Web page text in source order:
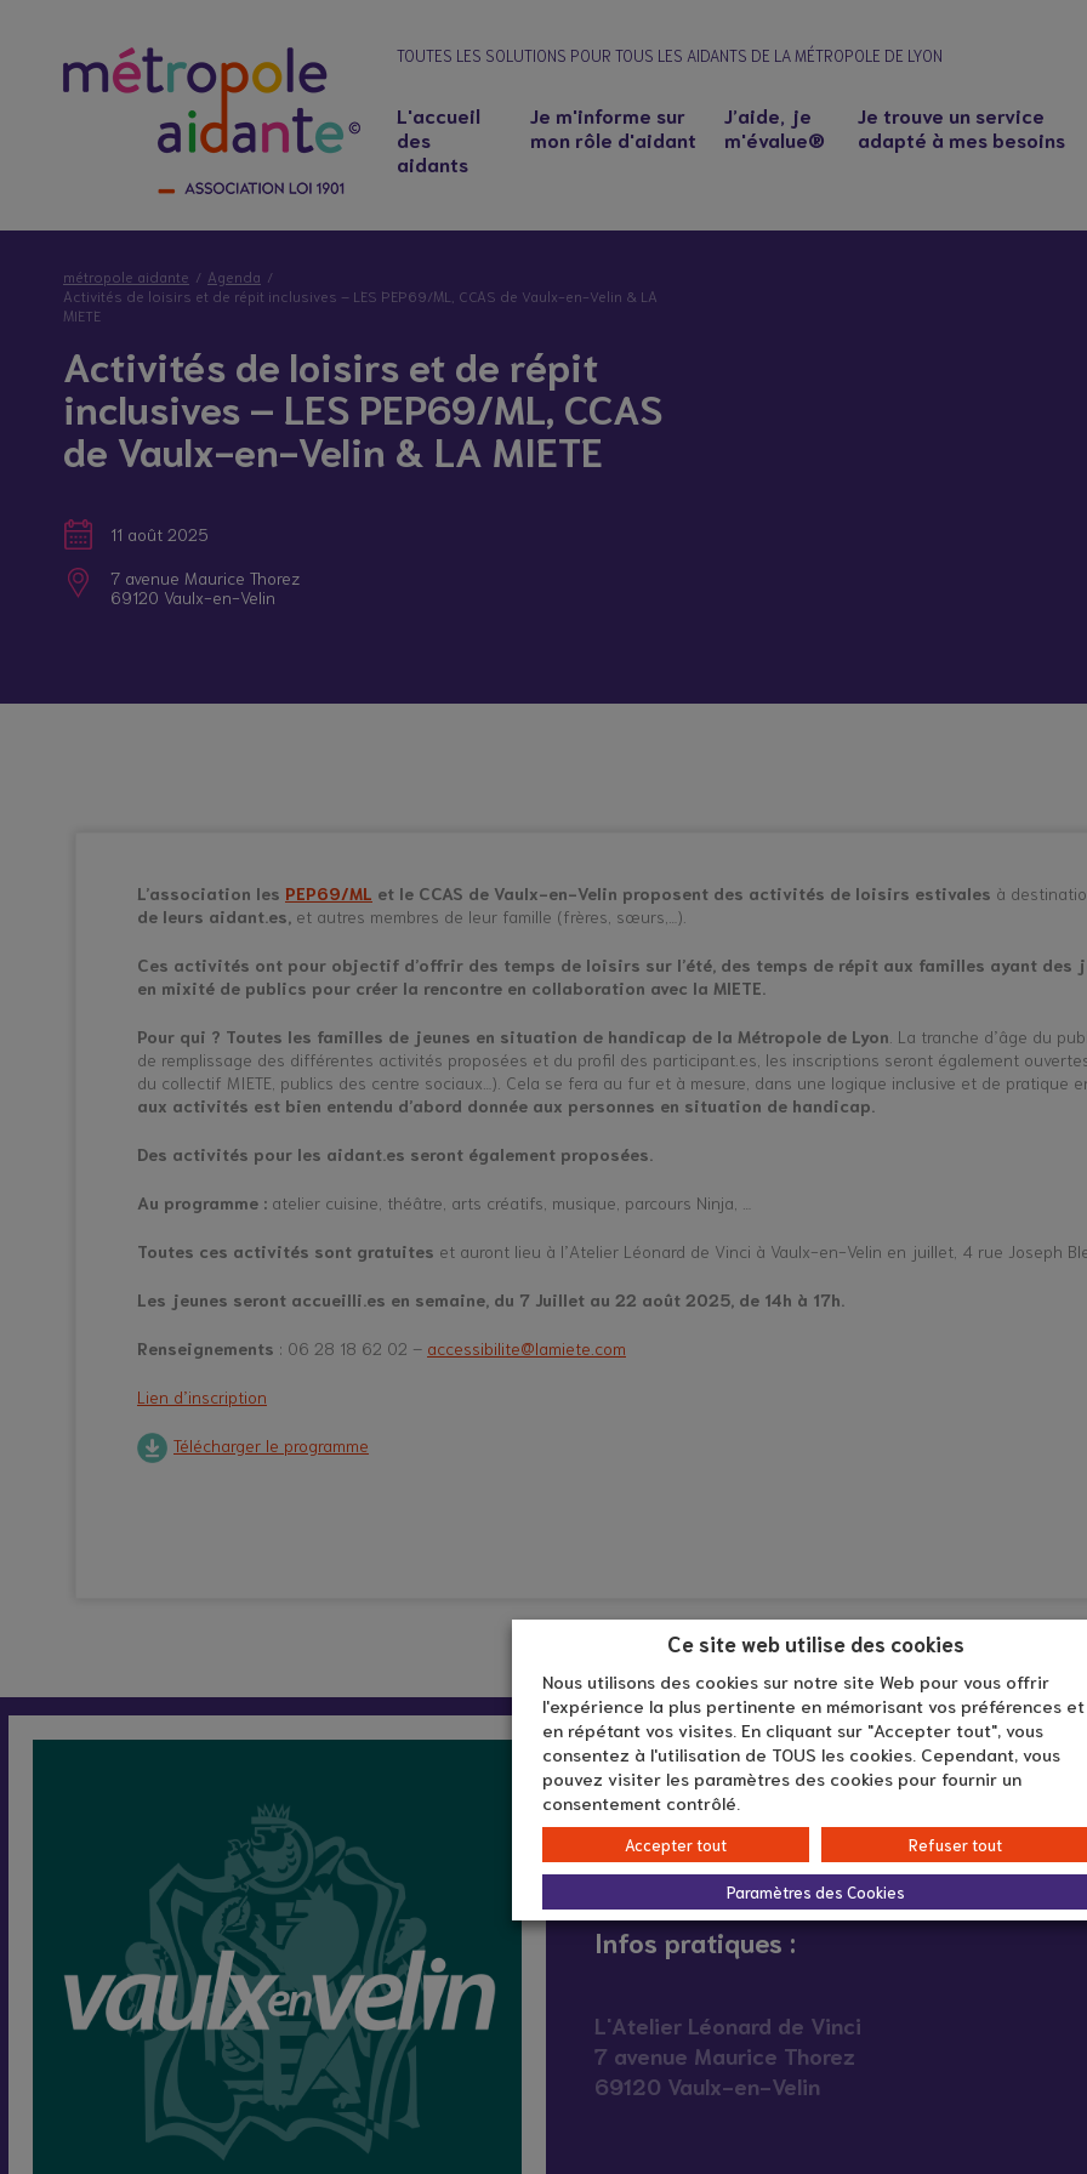
TOUTES LES SOLUTIONS POUR TOUS LES AIDANTS DE LA MÉTROPOLE DE LYON
L'accueil
des
aidants
Nos itinérances
Qui sommes-nous ?
Je m'informe sur
mon rôle d'aidant
Quand la maladie ou le handicap d’un proche vient bouleverser mon quotidien
Etre aidant : qu’est-ce que c’est ?
J’aide, je
m'évalue®
Je trouve un service
adapté à mes besoins
métropole aidante
Agenda
Activités de loisirs et de répit inclusives – LES PEP69/ML, CCAS de Vaulx-en-Velin & LA
MIETE
Activités de loisirs et de répit
inclusives – LES PEP69/ML, CCAS
de Vaulx-en-Velin & LA MIETE
11 août 2025
7 avenue Maurice Thorez
69120 Vaulx-en-Velin
L’association les PEP69/ML et le CCAS de Vaulx-en-Velin proposent des activités de loisirs estivales à
de leurs aidant.es, et autres membres de leur famille (frères, sœurs,…).
Ces activités ont pour objectif d’offrir des temps de loisirs sur l’été, des temps de répit aux familles ayant
en mixité de publics pour créer la rencontre en collaboration avec la MIETE.
Pour qui ? Toutes les familles de jeunes en situation de handicap de la Métropole de Lyon . La tranche d’âge du
de remplissage des différentes activités proposées et du profil des participant.es, les inscriptions seront également
du collectif MIETE, publics des centre sociaux…). Cela se fera au fur et à mesure, dans une logique inclusive et de pratique
aux activités est bien entendu d’abord donnée aux personnes en situation de handicap.
Des activités pour les aidant.es seront également proposées.
Au programme : atelier cuisine, théâtre, arts créatifs, musique, parcours Ninja, …
Toutes ces activités sont gratuites et auront lieu à l’Atelier Léonard de Vinci à Vaulx-en-Velin en juillet, 4 rue Joseph
Les jeunes seront accueilli.es en semaine, du 7 Juillet au 22 août 2025, de 14h à 17h.
Renseignements : 06 28 18 62 02 – accessibilite@lamiete.com
Lien d’inscription
Télécharger le programme
Infos pratiques :
L'Atelier Léonard de Vinci
7 avenue Maurice Thorez
69120 Vaulx-en-Velin
Ce site web utilise des cookies
Nous utilisons des cookies sur notre site Web pour vous offrir
l'expérience la plus pertinente en mémorisant vos préférences et
en répétant vos visites. En cliquant sur "Accepter tout", vous
consentez à l'utilisation de TOUS les cookies. Cependant, vous
pouvez visiter les paramètres des cookies pour fournir un
consentement contrôlé.
Accepter tout Refuser tout
Paramètres des Cookies